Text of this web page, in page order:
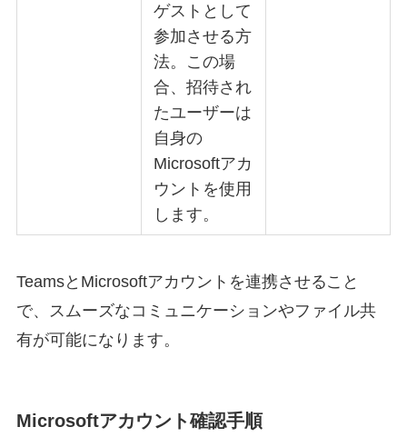
ゲストとして
参加させる方
法。この場
合、招待され
たユーザーは
自身の
Microsoftアカ
ウントを使用
します。
TeamsとMicrosoftアカウントを連携させること
で、スムーズなコミュニケーションやファイル共
有が可能になります。
Microsoftアカウント確認手順